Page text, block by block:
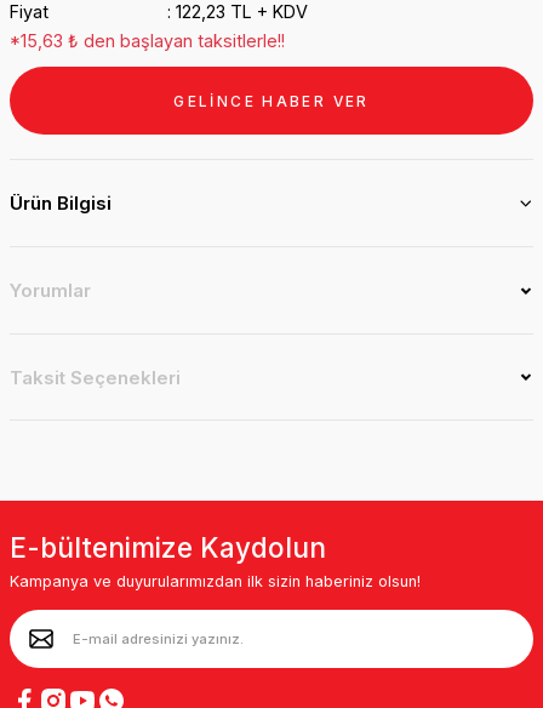
Fiyat
122,23 TL + KDV
*15,63 ₺ den başlayan taksitlerle!!
GELİNCE HABER VER
Ürün Bilgisi
Yorumlar
Taksit Seçenekleri
E-bültenimize Kaydolun
Kampanya ve duyurularımızdan ilk sizin haberiniz olsun!